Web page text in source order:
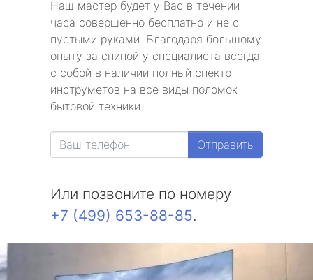
Наш мастер будет у Вас в течении
часа совершенно бесплатно и не с
пустыми руками. Благодаря большому
опыту за спиной у специалиста всегда
с собой в наличии полный спектр
инструметов на все виды поломок
бытовой техники.
Отправить
Или позвоните по номеру
+7 (499) 653-88-85.